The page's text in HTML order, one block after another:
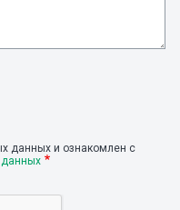
данных и ознакомлен с
данных